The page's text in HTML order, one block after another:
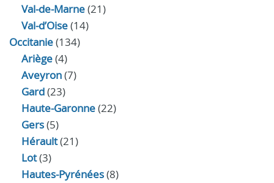
Val-de-Marne(21)
Val-d’Oise(14)
Occitanie(134)
Ariège(4)
Aveyron(7)
Gard(23)
Haute-Garonne(22)
Gers(5)
Hérault(21)
Lot(3)
Hautes-Pyrénées(8)